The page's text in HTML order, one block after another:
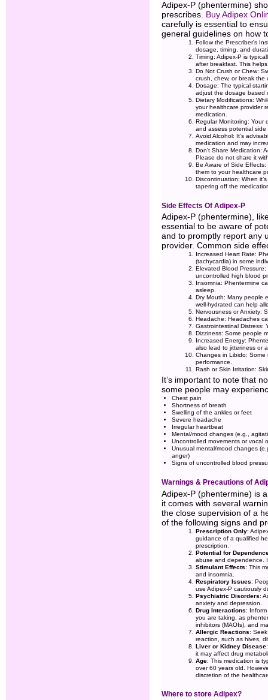
Adipex-P (phentermine)
prescribes. Buy Adipex
carefully is essential to
general guidelines on how
Follow the Prescriber’s
dosage, timing, and
Timing: Adipex-P is
after breakfast. This
Do Not Crush or Chew:
crush, chew, or break the
Dosage: The typical
adjust the dosage based
Dietary Modifications:
your healthcare provider
medication.
Regular Monitoring: Your
and assess potential side
Avoid Alcohol: It’s
medication and may
Don’t Share Medication:
Please do not share it
Be Aware of Side
them to your healthcare
Discontinuation: When
tapering off the
Side Effects Of Adipex-P
Adipex-P (phentermine),
essential to be aware of
and to promptly report any
provider. Common side
Increased Heart Rate:
(tachycardia) in some
Elevated Blood
uncontrolled high blood
Insomnia: Phentermine
asleep.
Dry Mouth: Many people
well-hydrated can help
Nervousness or Anxiety:
Headache: Headaches
Gastrointestinal Distress:
Dizziness: Some people
Increased Energy:
also lead to jitteriness or
Changes in Libido: Some
performance.
Rash or Skin Irritation:
It’s important to note that
some people may
Chest pain
Shortness of breath
Swelling of the ankles or feet
Severe headache
Irregular heartbeat
Mental/mood changes (e.g.,
Uncontrolled movements or vocal
Unusual mental/mood changes
anger)
Signs of uncontrolled blood
Warnings & Precautions of
Adipex-P (phentermine) is
it comes with several
the close supervision of a
of the following signs and
Prescription Only:
guidance of a qualified
prescription.
Potential for
abuse and dependence.
Stimulant Effects: This
and insomnia.
Respiratory Issues:
use Adipex-P cautiously
Psychiatric Disorders:
anxiety and depression.
Drug Interactions:
you are taking, as
inhibitors (MAOIs), and
Allergic Reactions:
reaction, such as hives,
Liver or Kidney Disease
it may affect drug
Age: This medication is
over 60 years old.
discretion of the
Where to store Adipex?